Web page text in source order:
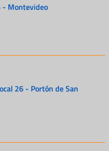
- Montevideo
26 - Portón de San